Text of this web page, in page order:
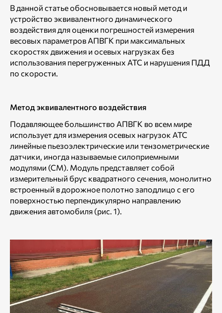
В данной статье обосновывается новый метод и
устройство эквивалентного динамического
воздействия для оценки погрешностей измерения
весовых параметров АПВГК при максимальных
скоростях движения и осевых нагрузках без
использования перегруженных АТС и нарушения ПДД
по скорости.
Метод эквивалентного воздействия
Подавляющее большинство АПВГК во всем мире
использует для измерения осевых нагрузок АТС
линейные пьезоэлектрические или тензометрические
датчики, иногда называемые силоприемными
модулями (СМ). Модуль представляет собой
измерительный брус квадратного сечения, монолитно
встроенный в дорожное полотно заподлицо с его
поверхностью перпендикулярно направлению
движения автомобиля (рис. 1).